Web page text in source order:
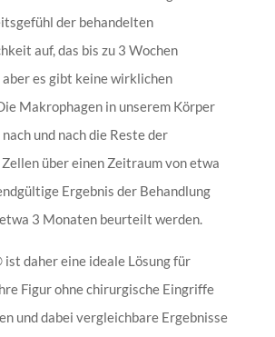
der behandelten
auf, das bis zu 3 Wochen
aber es gibt keine wirklichen
Makrophagen in unserem Körper
und nach die Reste der
über einen Zeitraum von etwa
Ergebnis der Behandlung
3 Monaten beurteilt werden.
daher eine ideale Lösung für
Figur ohne chirurgische Eingriffe
und dabei vergleichbare Ergebnisse